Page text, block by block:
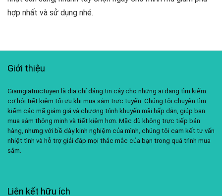
hợp nhất và sử dụng nhé.
Giới thiệu
Giamgiatructuyen là địa chỉ đáng tin cậy cho những ai đang tìm kiếm
cơ hội tiết kiệm tối ưu khi mua sắm trực tuyến. Chúng tôi chuyên tìm
kiếm các mã giảm giá và chương trình khuyến mãi hấp dẫn, giúp bạn
mua sắm thông minh và tiết kiệm hơn. Mặc dù không trực tiếp bán
hàng, nhưng với bề dày kinh nghiệm của mình, chúng tôi cam kết tư vấn
nhiệt tình và hỗ trợ giải đáp mọi thắc mắc của bạn trong quá trình mua
sắm.
Liên kết hữu ích